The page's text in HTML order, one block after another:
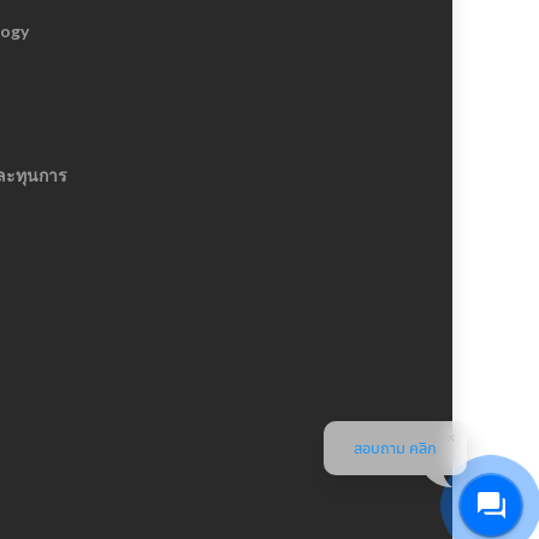
ะทุนการ
สอบถาม คลิก